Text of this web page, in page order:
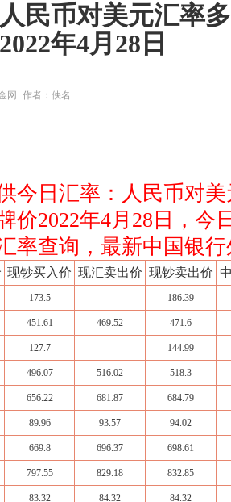
民币对美元汇率
年4月28日
网 作者：佚名
今日汇率：人民币对
价2022年4月28日，今
率查询，最新中国银
现钞买入价 现汇卖出价 现钞卖出价
173.5 186.39
451.61 469.52 471.6
127.7 144.99
496.07 516.02 518.3
656.22 681.87 684.79
89.96 93.57 94.02
669.8 696.37 698.61
797.55 829.18 832.85
83.32 84.32 84.32